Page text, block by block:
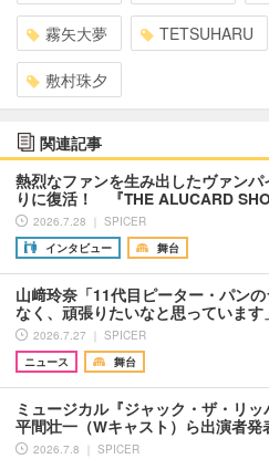
霧矢大夢 TETSUHARU
敷村珠夕
関連記事
熱烈なファンを生み出したヴァン
りに復活！ 『THE ALUCARD
2026.7.28 ｜ SPICER
インタビュー
舞台
山﨑玲奈「11代目ピーター・パン
なく、頑張りたいなと思っていま
2026.7.27 ｜ SPICER
ニュース
舞台
ミュージカル『ジャック・ザ・リッ
平間壮一（Wキャスト）ら出演者
2026.7.8 ｜ SPICER